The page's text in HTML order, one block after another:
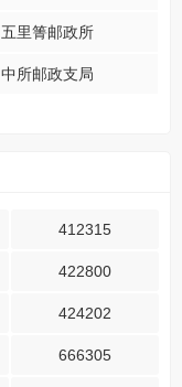
五里箐邮政所
中所邮政支局
412315
422800
424202
666305